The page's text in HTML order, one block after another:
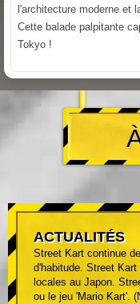
l'architecture moderne et
Cette balade palpitante
Tokyo !
ACTUALITÉS
Street Kart continue
d'habitude. Street
locales au Japon.
ou le jeu 'Mario Kart'.